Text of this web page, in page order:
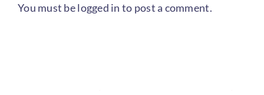
You must belogged in to post a comment.